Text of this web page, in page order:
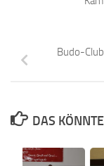
Budo-
DAS